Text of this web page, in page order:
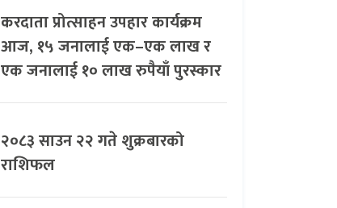
करदाता प्रोत्साहन उपहार कार्यक्रम
आज, १५ जनालाई एक–एक लाख र
एक जनालाई १० लाख रुपैयाँ पुरस्कार
२०८३ साउन २२ गते शुक्रबारको
राशिफल